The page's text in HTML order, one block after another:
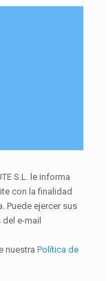
S.L. le informa
con la finalidad
Puede ejercer sus
e-mail
nuestra Política de